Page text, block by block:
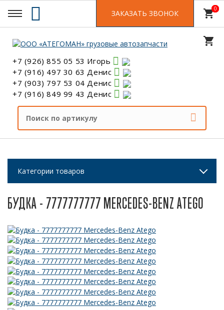
+7 (926) 855 05 53 Игорь
+7 (916) 497 30 63 Денис
+7 (903) 797 53 04 Денис
+7 (916) 849 99 43 Денис
ЗАКАЗАТЬ ЗВОНОК shopping_cart0
shopping_cart
0
Категории товаров
БУДКА - 7777777777 MERCEDES-BENZ ATEGO